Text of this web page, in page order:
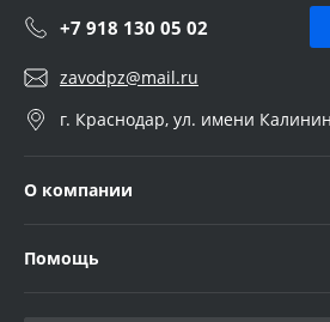
+7 918 130 05 02
zavodpz@mail.ru
г. Краснодар, ул. имени
О компании
Помощь